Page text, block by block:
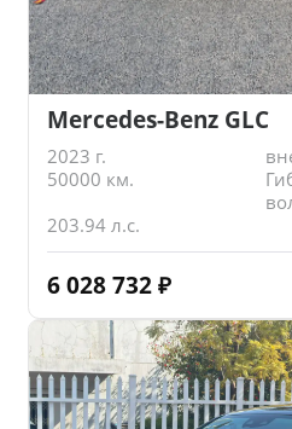
Mercedes-Benz GLC
2023 г.
50000 км.
203.94 л.с.
6 028 732 ₽